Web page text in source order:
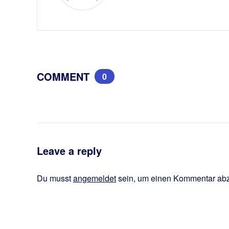
COMMENT 0
Leave a reply
Du musstangemeldetsein, um einen Kommentar